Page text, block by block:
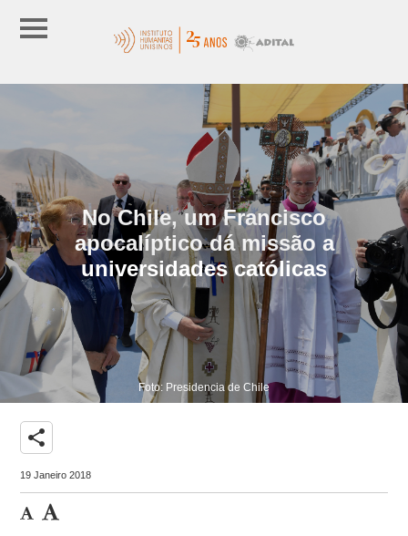
No Chile, um Francisco
apocalíptico dá missão a
universidades católicas
Foto: Presidencia de Chile
share
19 Janeiro 2018